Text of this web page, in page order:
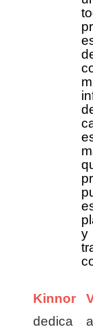
y
Kinnor
dedica